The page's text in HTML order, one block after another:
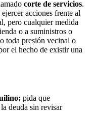
corte de servicios.
acciones frente al
pero cualquier medida
o a suministros o
toda presión vecinal o
el hecho de existir una
pida que
deuda sin revisar